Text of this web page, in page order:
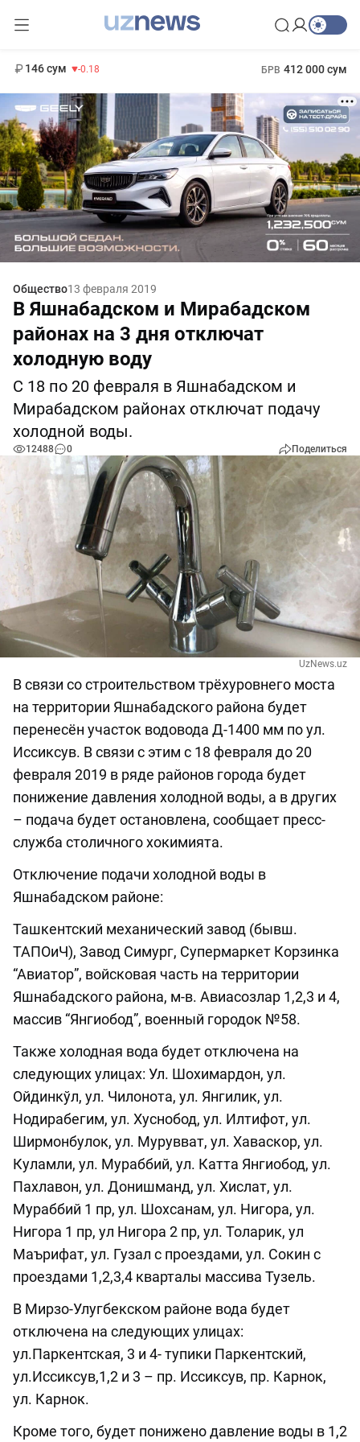
146 сум -0.18 БРВ 412 000 сум
Общество13 февраля 2019
В Яшнабадском и Мирабадском
районах на 3 дня отключат
холодную воду
С 18 по 20 февраля в Яшнабадском и
Мирабадском районах отключат подачу
холодной воды.
12488 0 Поделиться
UzNews.uz
В связи со строительством трёхуровнего моста
на территории Яшнабадского района будет
перенесён участок водовода Д-1400 мм по ул.
Иссиксув. В связи с этим с 18 февраля до 20
февраля 2019 в ряде районов города будет
понижение давления холодной воды, а в других
– подача будет остановлена, сообщает пресс-
служба столичного хокимията.
Отключение подачи холодной воды в
Яшнабадском районе:
Ташкентский механический завод (бывш.
ТАПОиЧ), Завод Симург, Супермаркет Корзинка
“Авиатор”, войсковая часть на территории
Яшнабадского района, м-в. Авиасозлар 1,2,3 и 4,
массив “Янгиобод”, военный городок №58.
Также холодная вода будет отключена на
следующих улицах: Ул. Шохимардон, ул.
Ойдинкўл, ул. Чилонота, ул. Янгилик, ул.
Нодирабегим, ул. Хуснобод, ул. Илтифот, ул.
Ширмонбулок, ул. Мурувват, ул. Хаваскор, ул.
Куламли, ул. Мураббий, ул. Катта Янгиобод, ул.
Пахлавон, ул. Донишманд, ул. Хислат, ул.
Мураббий 1 пр, ул. Шохсанам, ул. Нигора, ул.
Нигора 1 пр, ул Нигора 2 пр, ул. Толарик, ул
Маърифат, ул. Гузал с проездами, ул. Сокин с
проездами 1,2,3,4 кварталы массива Тузель.
В Мирзо-Улугбекском районе вода будет
отключена на следующих улицах:
ул.Паркентская, 3 и 4- тупики Паркентский,
ул.Иссиксув,1,2 и 3 – пр. Иссиксув, пр. Карнок,
ул. Карнок.
Кроме того, будет понижено давление воды в 1,2